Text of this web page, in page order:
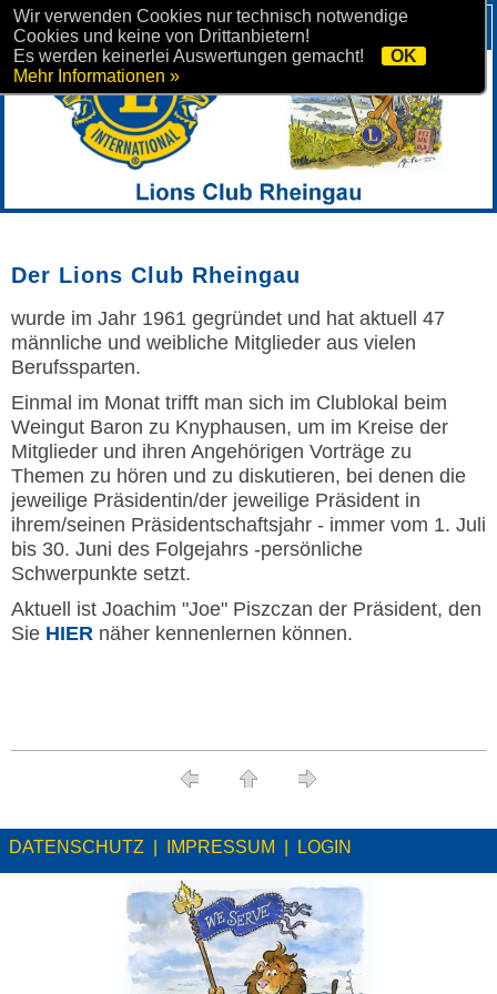
Der Lions Club Rheingau
wurde im Jahr 1961 gegründet und hat aktuell 47
männliche und weibliche Mitglieder aus vielen
Berufssparten.
Einmal im Monat trifft man sich im Clublokal beim
Weingut Baron zu Knyphausen, um im Kreise der
Mitglieder und ihren Angehörigen Vorträge zu
Themen zu hören und zu diskutieren, bei denen die
jeweilige Präsidentin/der jeweilige Präsident in
ihrem/seinen Präsidentschaftsjahr - immer vom 1. Juli
bis 30. Juni des Folgejahrs -persönliche
Schwerpunkte setzt.
Aktuell ist Joachim "Joe" Piszczan der Präsident, den
Sie HIER näher kennenlernen können.
DATENSCHUTZ IMPRESSUM LOGIN
Wir verwenden Cookies nur technisch notwendige
Cookies und keine von Drittanbietern!
Es werden keinerlei Auswertungen gemacht!
OK
Mehr Informationen »